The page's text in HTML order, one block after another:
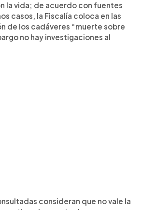
la vida; de acuerdo con fuentes
casos, la Fiscalía coloca en las
de los cadáveres “muerte sobre
no hay investigaciones al
consideran que no vale la